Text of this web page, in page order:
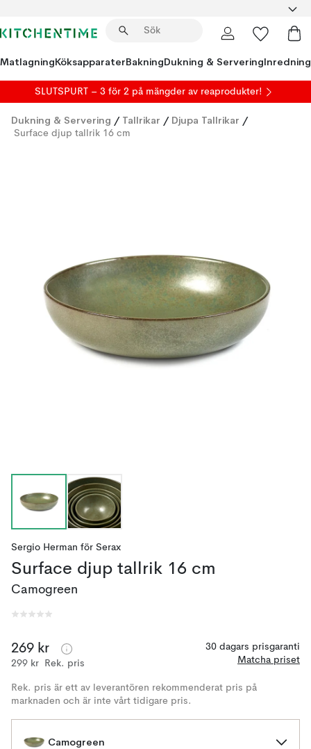
MatlagningKöksapparaterBakningDukning & ServeringInredning
SLUTSPURT – 3 för 2 på mängder av reaprodukter!
Dukning & Servering / Tallrikar / Djupa Tallrikar /
Surface djup tallrik 16 cm
Sergio Herman för Serax
Surface djup tallrik 16 cm
Camogreen
269 kr
299 kr Rek. pris
30 dagars prisgaranti
Matcha priset
Rek. pris är ett av leverantören rekommenderat pris på
marknaden och är inte vårt tidigare pris.
Camogreen